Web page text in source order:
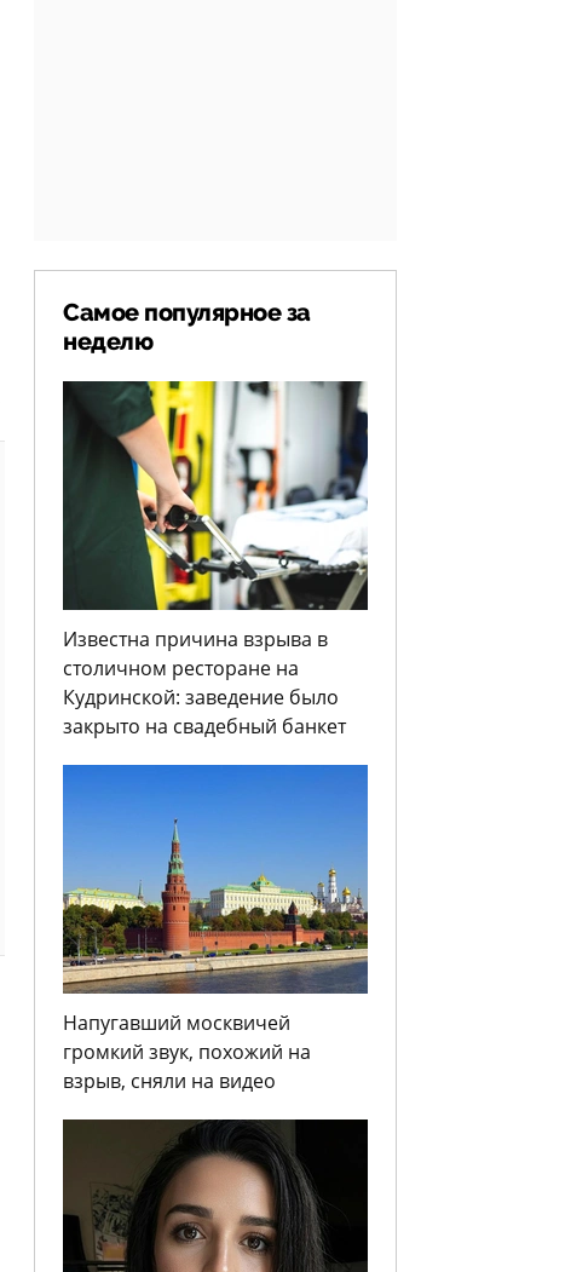
Самое популярное за
неделю
Известна причина взрыва в
столичном ресторане на
Кудринской: заведение было
закрыто на свадебный банкет
Напугавший москвичей
громкий звук, похожий на
взрыв, сняли на видео